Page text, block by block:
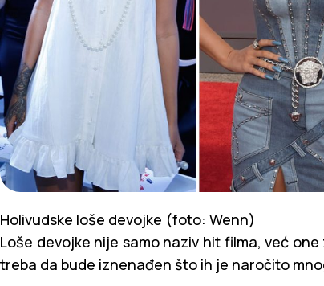
Holivudske loše devojke (foto: Wenn)
Loše devojke nije samo naziv hit filma, već
treba da bude iznenađen što ih je naročito